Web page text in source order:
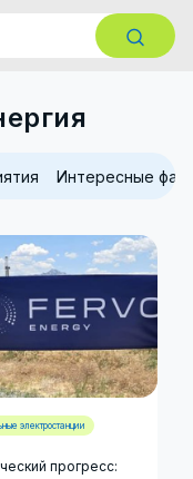
Интересные
электростанции
прогресс: